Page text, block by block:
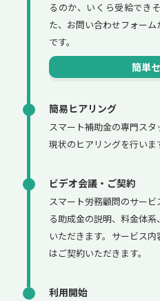
るのか、いくら受給でき
た、お問い合わせフォー
です。
簡単
簡易ヒアリング
スマート補助金の専門ス
現状のヒアリングを行いま
ビデオ会議・ご契約
スマート労務顧問のサー
る助成金の説明、料金体
いただきます。サービス
はご契約いただきます。
利用開始